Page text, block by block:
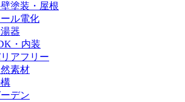
塗装・屋根
ル電化
器
・内装
アフリー
素材
デン